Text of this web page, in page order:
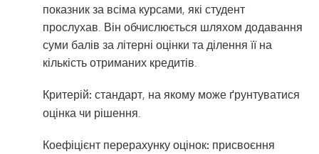
показник за всіма курсами, які студент
прослухав. Він обчислюється шляхом додавання
суми балів за літерні оцінки та ділення її на
кількість отриманих кредитів.
Критерій: стандарт, на якому може ґрунтуватися
оцінка чи рішення.
Коефіцієнт перерахунку оцінок: присвоєння